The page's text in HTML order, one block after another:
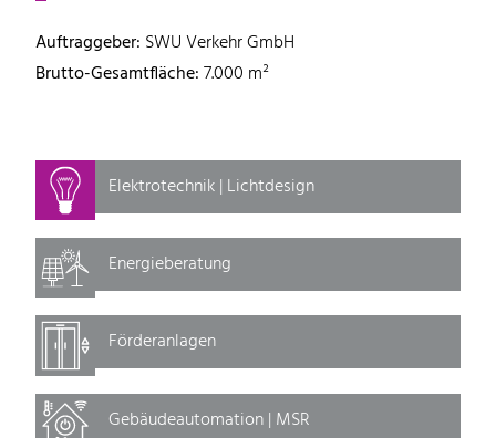
Auftraggeber: SWU Verkehr GmbH
Brutto-Gesamtfläche:7.000 m²
Elektrotechnik | Lichtdesign
Energieberatung
Förderanlagen
Gebäudeautomation | MSR